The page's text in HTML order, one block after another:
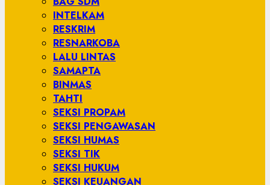
INTELKAM
RESKRIM
RESNARKOBA
LALU LINTAS
SAMAPTA
BINMAS
TAHTI
SEKSI PROPAM
SEKSI PENGAWASAN
SEKSI HUMAS
SEKSI TIK
SEKSI HUKUM
SEKSI KEUANGAN